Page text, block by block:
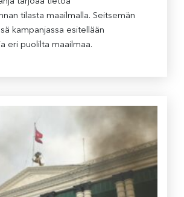
tilasta maailmalla. Seitsemän
kampanjassa esitellään
eri puolilta maailmaa.